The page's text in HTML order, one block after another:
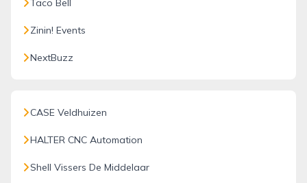
Taco Bell
Zinin! Events
NextBuzz
CASE Veldhuizen
HALTER CNC Automation
Shell Vissers De Middelaar